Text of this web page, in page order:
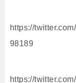
https://
98189
https://